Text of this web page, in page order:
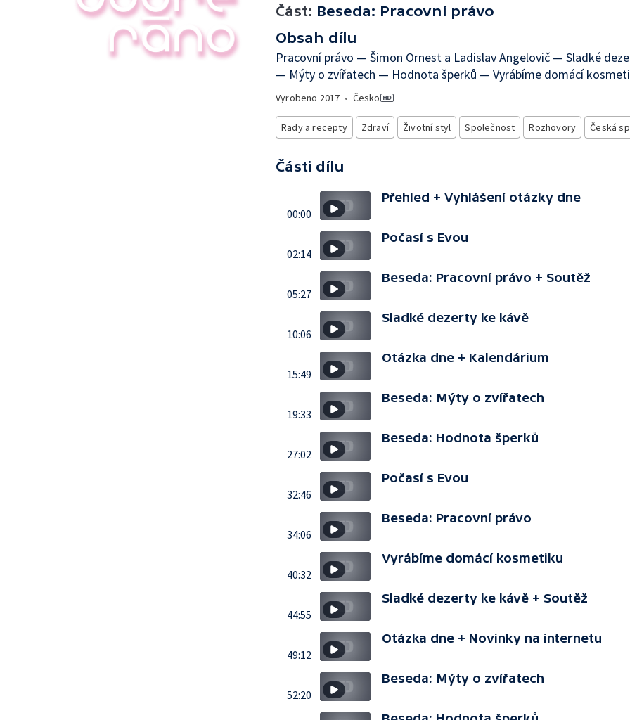
Část: Beseda: Pracovní právo
Obsah dílu
Pracovní právo — Šimon Ornest a Ladislav Angelovič — Sladké
— Mýty o zvířatech — Hodnota šperků — Vyrábíme domácí
Vyrobeno 2017 • Česko
Rady a recepty Zdraví Životní styl Společnost Rozhovory Česká
Části dílu
00:00
Přehled + Vyhlášení otázky dne
02:14
Počasí s Evou
05:27
Beseda: Pracovní právo + Soutěž
10:06
Sladké dezerty ke kávě
15:49
Otázka dne + Kalendárium
19:33
Beseda: Mýty o zvířatech
27:02
Beseda: Hodnota šperků
32:46
Počasí s Evou
34:06
Beseda: Pracovní právo
40:32
Vyrábíme domácí kosmetiku
44:55
Sladké dezerty ke kávě + Soutěž
49:12
Otázka dne + Novinky na internetu
52:20
Beseda: Mýty o zvířatech